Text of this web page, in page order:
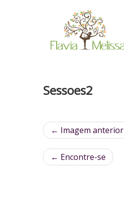
Pular para o conteúdo
Sessoes2
← Imagem anterior
← Encontre-se